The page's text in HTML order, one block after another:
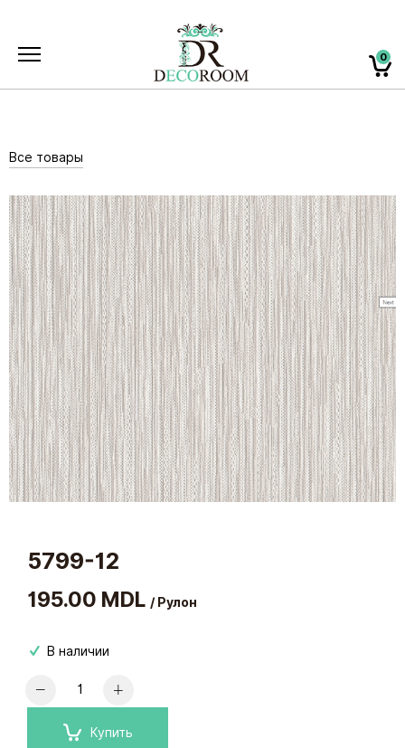
0
Все товары
5799-12
195.00 MDL / Рулон
В наличии
Купить